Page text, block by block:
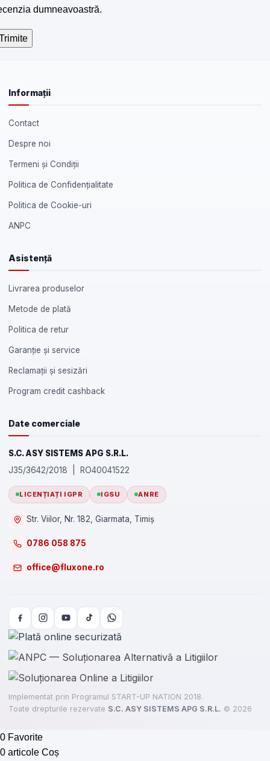
dumneavoastră.
Informații
Contact
Despre noi
Termeni și Condiții
Politica de Confidențialitate
Politica de Cookie-uri
ANPC
Asistență
Livrarea produselor
Metode de plată
Politica de retur
Garanție și service
Reclamații și sesizări
Program credit cashback
Date comerciale
S.C. ASY SISTEMS APG S.R.L.
J35/3642/2018 | RO40041522
LICENȚIAȚI IGPR IGSU ANRE
Str. Viilor, Nr. 182, Giarmata, Timiș
0786 058 875
office@fluxone.ro
Implementat prin Programul START-UP NATION 2018.
Toate drepturile rezervate S.C. ASY SISTEMS APG S.R.L. © 2026
0 Favorite
0 articole Coș